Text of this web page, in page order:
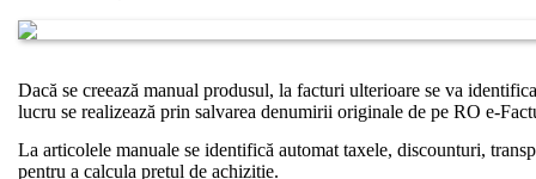
Dacă se creează manual produsul, la facturi ulterioare se va
lucru se realizează prin salvarea denumirii originale de pe RO e-
La articolele manuale se identifică automat taxele, discounturi,
pentru a calcula prețul de achiziție.